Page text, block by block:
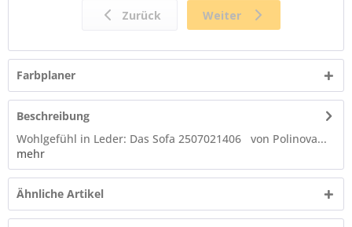
Farbplaner
Beschreibung
Wohlgefühl in Leder: Das Sofa 2507021406 von Polinova...
mehr
Ähnliche Artikel